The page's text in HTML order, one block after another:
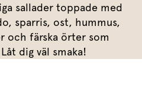
Våra färska örter
Vår sallat & gröna blad
sallader toppade med
sparris, ost, hummus,
och färska örter som
dig väl smaka!